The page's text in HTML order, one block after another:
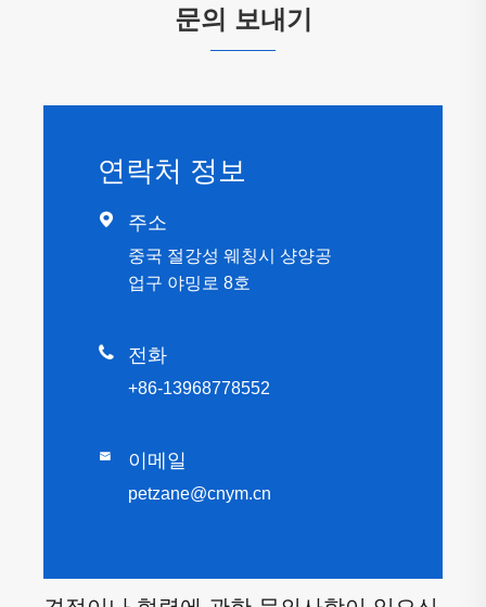
문의 보내기
연락처 정보
 주소
중국 절강성 웨칭시 샹양공
업구 야밍로 8호
 전화
+86-13968778552
 이메일
petzane@cnym.cn